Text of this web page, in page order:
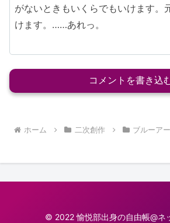
がないときもいくらでもいけます。
けます。……あれっ。
コメントを書き込
ホーム 二次創作 ブルーア
© 2022 愉悦部出身の自由帳@ネ